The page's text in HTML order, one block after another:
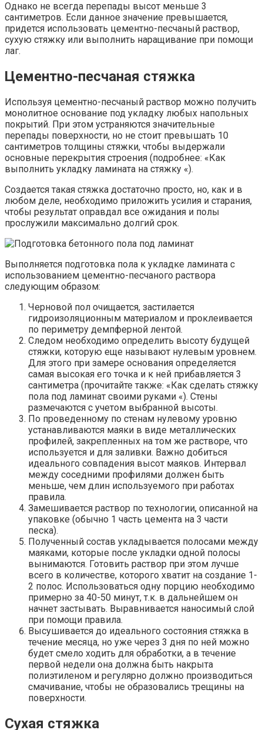
Однако не всегда перепады высот меньше 3
сантиметров. Если данное значение превышается,
придется использовать цементно-песчаный раствор,
сухую стяжку или выполнить наращивание при помощи
лаг.
Цементно-песчаная стяжка
Используя цементно-песчаный раствор можно получить
монолитное основание под укладку любых напольных
покрытий. При этом устраняются значительные
перепады поверхности, но не стоит превышать 10
сантиметров толщины стяжки, чтобы выдержали
основные перекрытия строения (подробнее: «Как
выполнить укладку ламината на стяжку «).
Создается такая стяжка достаточно просто, но, как и в
любом деле, необходимо приложить усилия и старания,
чтобы результат оправдал все ожидания и полы
прослужили максимально долгий срок.
Выполняется подготовка пола к укладке ламината с
использованием цементно-песчаного раствора
следующим образом:
Черновой пол очищается, застилается
гидроизоляционным материалом и проклеивается
по периметру демпферной лентой.
Следом необходимо определить высоту будущей
стяжки, которую еще называют нулевым уровнем.
Для этого при замере основания определяется
самая высокая его точка и к ней прибавляется 3
сантиметра (прочитайте также: «Как сделать стяжку
пола под ламинат своими руками «). Стены
размечаются с учетом выбранной высоты.
По проведенному по стенам нулевому уровню
устанавливаются маяки в виде металлических
профилей, закрепленных на том же растворе, что
используется и для заливки. Важно добиться
идеального совпадения высот маяков. Интервал
между соседними профилями должен быть
меньше, чем длин используемого при работах
правила.
Замешивается раствор по технологии, описанной на
упаковке (обычно 1 часть цемента на 3 части
песка).
Полученный состав укладывается полосами между
маяками, которые после укладки одной полосы
вынимаются. Готовить раствор при этом лучше
всего в количестве, которого хватит на создание 1-
2 полос. Использоваться одну порцию необходимо
примерно за 40-50 минут, т.к. в дальнейшем он
начнет застывать. Выравнивается наносимый слой
при помощи правила.
Высушивается до идеального состояния стяжка в
течение месяца, но уже через 3 дня по ней можно
будет смело ходить для обработки, а в течение
первой недели она должна быть накрыта
полиэтиленом и регулярно должно производиться
смачивание, чтобы не образовались трещины на
поверхности.
Сухая стяжка